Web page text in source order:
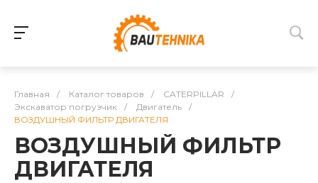
Главная / Каталог товаров / CATERPILLAR
/
Экскаватор погрузчик
/ Двигатель
/
ВОЗДУШНЫЙ ФИЛЬТР ДВИГАТЕЛЯ
ВОЗДУШНЫЙ ФИЛЬТР
ДВИГАТЕЛЯ